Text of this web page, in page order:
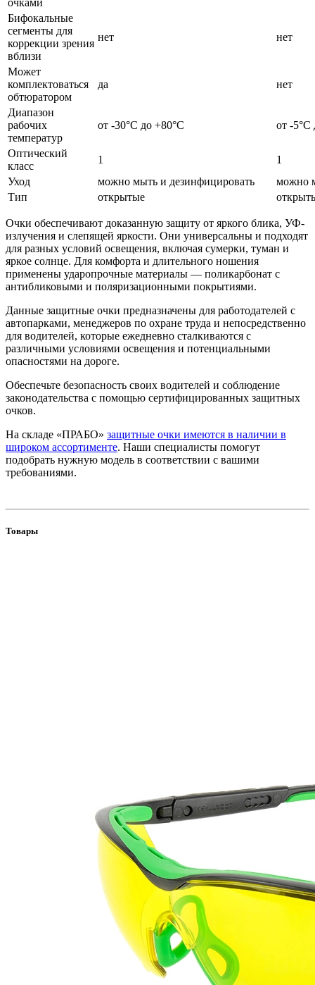
очками
Бифокальные
сегменты для
коррекции зрения
вблизи
нет нет
Может
комплектоваться
обтюратором
да нет
Диапазон
рабочих
температур
от -30°C до +80°C от -5°C
Оптический
класс
1
1
Уход
можно мыть и дезинфицировать
можно
Тип
открытые
Очки обеспечивают доказанную защиту от яркого блика, УФ-
излучения и слепящей яркости. Они универсальны и подходят
для разных условий освещения, включая сумерки, туман и
яркое солнце. Для комфорта и длительного ношения
применены ударопрочные материалы — поликарбонат с
антибликовыми и поляризационными покрытиями.
Данные защитные очки предназначены для работодателей с
автопарками, менеджеров по охране труда и непосредственно
для водителей, которые ежедневно сталкиваются с
различными условиями освещения и потенциальными
опасностями на дороге.
Обеспечьте безопасность своих водителей и соблюдение
законодательства с помощью сертифицированных защитных
очков.
На складе «ПРАБО» защитные очки имеются в наличии в
широком ассортименте. Наши специалисты помогут
подобрать нужную модель в соответствии с вашими
требованиями.
Товары